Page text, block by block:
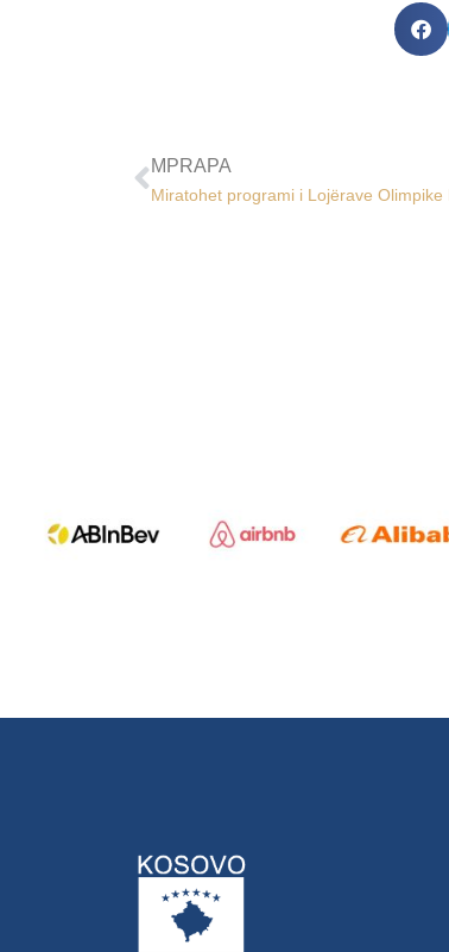
MPRAPA
Miratohet programi i Lojërave Olimpike